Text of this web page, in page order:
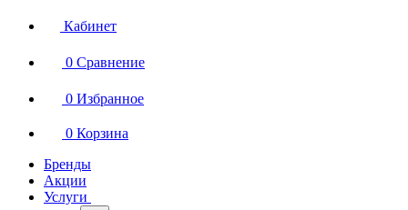
Кабинет
0 Сравнение
0 Избранное
0 Корзина
Бренды
Акции
Услуги